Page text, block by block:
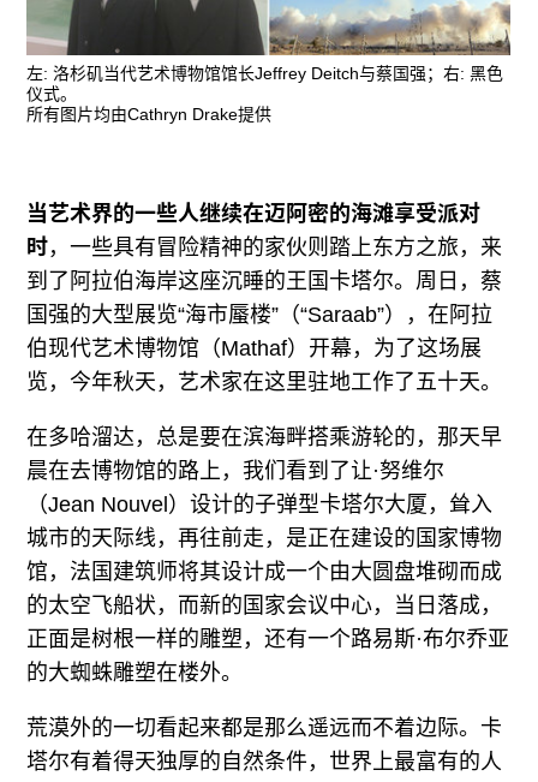
订阅
往期内容
关注我们
左: 洛杉矶当代艺术博物馆馆长Jeffrey Deitch与蔡国强；右: 黑色
仪式。
所有图片均由Cathryn Drake提供
当艺术界的一些人继续在迈阿密的海滩享受派对
时，一些具有冒险精神的家伙则踏上东方之旅，来
到了阿拉伯海岸这座沉睡的王国卡塔尔。周日， 蔡
国强的大型展览“海市蜃楼”（“Saraab”），在阿拉
伯现代艺术博物馆（Mathaf）开幕，为了这场展
览，今年秋天，艺术家在这里驻地工作了五十天。
在多哈溜达，总是要在滨海畔搭乘游轮的，那天早
晨在去博物馆的路上，我们看到了让·努维尔
（Jean Nouvel）设计的子弹型卡塔尔大厦，耸入
城市的天际线，再往前走，是正在建设的国家博物
馆，法国建筑师将其设计成一个由大圆盘堆砌而成
的太空飞船状，而新的国家会议中心，当日落成，
正面是树根一样的雕塑，还有一个路易斯·布尔乔亚
的大蜘蛛雕塑在楼外。
荒漠外的一切看起来都是那么遥远而不着边际。卡
塔尔有着得天独厚的自然条件，世界上最富有的人